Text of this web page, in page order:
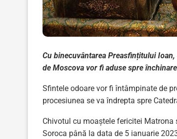
Cu binecuvântarea Preasfințitului
de Moscova vor fi aduse spre
Sfintele odoare vor fi întâmpinate de
procesiunea se va îndrepta spre
Chivotul cu moaștele fericitei Matrona
Soroca până la data de 5 ianuarie